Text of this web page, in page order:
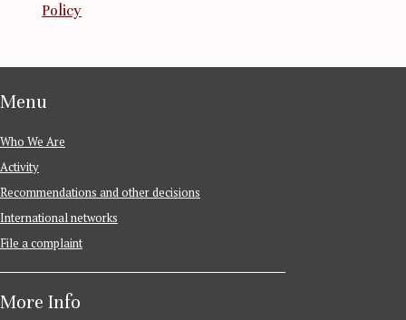
Policy
Menu
Who We Are
Activity
Recommendations and other decisions
International networks
File a complaint
More Info